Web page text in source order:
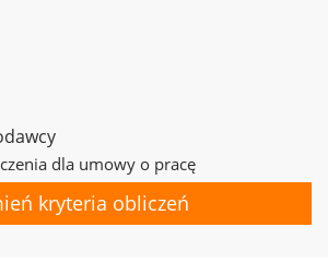
dla umowy o pracę
kryteria obliczeń